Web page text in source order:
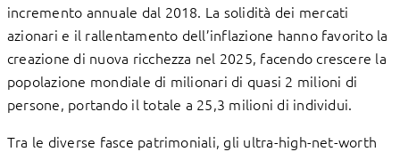
incremento annuale dal 2018. La solidità dei mercati
azionari e il rallentamento dell’inflazione hanno favorito la
creazione di nuova ricchezza nel 2025, facendo crescere la
popolazione mondiale di milionari di quasi 2 milioni di
persone, portando il totale a 25,3 milioni di individui.
Tra le diverse fasce patrimoniali, gli ultra-high-net-worth